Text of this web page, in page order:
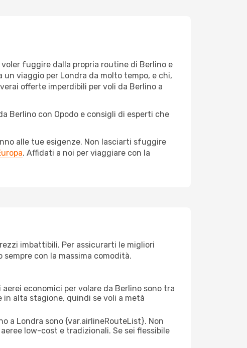
voler fuggire dalla propria routine di Berlino e
un viaggio per Londra da molto tempo, e chi,
offerte imperdibili per voli da Berlino a
Berlino con Opodo e consigli di esperti che
alle tue esigenze. Non lasciarti sfuggire
. Affidati a noi per viaggiare con la
imbattibili. Per assicurarti le migliori
con la massima comodità.
economici per volare da Berlino sono tra
alta stagione, quindi se voli a metà
a Londra sono {​var.airlineRouteList}. Non
low-cost e tradizionali. Se sei flessibile